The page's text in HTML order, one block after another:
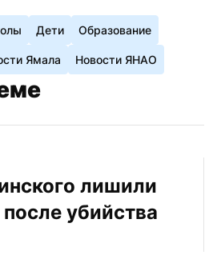
Дети Образование
Ямала Новости ЯНАО
лишили
убийства